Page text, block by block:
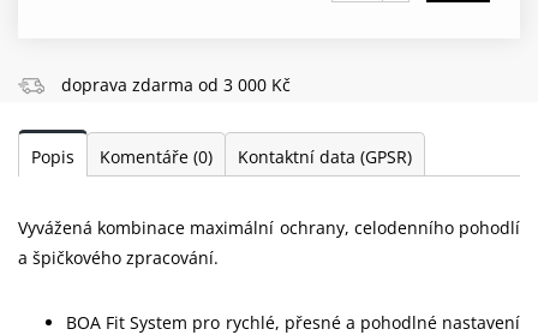
doprava zdarma od 3 000 Kč
Popis Komentáře (0) Kontaktní data (GPSR)
Vyvážená kombinace maximální ochrany, celodenního pohodlí
a špičkového zpracování.
BOA Fit System pro rychlé, přesné a pohodlné nastavení